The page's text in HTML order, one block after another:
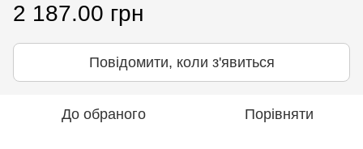
2 187.00 грн
Повідомити, коли з'явиться
До обраного Порівняти